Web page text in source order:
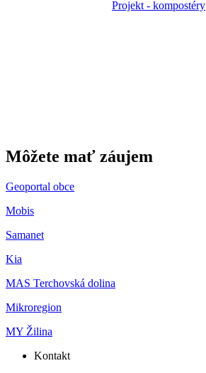
Projekt - kompostéry
Môžete mať záujem
Geoportal obce
Mobis
Samanet
Kia
MAS Terchovská dolina
Mikroregion
MY Žilina
Kontakt